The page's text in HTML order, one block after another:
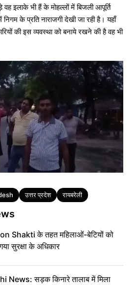
वह इलाके भी हैं के मोहल्लों में बिजली आपूर्ति
के प्रति नाराजगी देखी जा रही है। यहाँ
की इस व्यवस्था को बनाये रखने की है वह भी
उत्तर प्रदेश रायबरेली
Shakti के तहत महिलाओं-बेटियों को
सुरक्षा के अधिकार
News: सड़क किनारे तालाब में मिला